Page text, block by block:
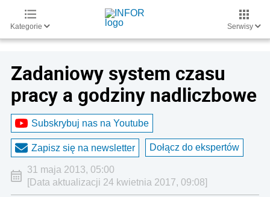
Kategorie Serwisy
Zadaniowy system czasu
pracy a godziny nadliczbowe
Subskrybuj nas na Youtube
Zapisz się na newsletter Dołącz do ekspertów
31 maja 2013, 05:00
[Data aktualizacji 24 kwietnia 2017, 09:08]